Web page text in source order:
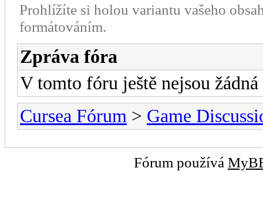
Prohlížíte si holou variantu vašeho
formátováním.
Zpráva fóra
V tomto fóru ještě nejsou žádná
Cursea Fórum > Game
Fórum používá